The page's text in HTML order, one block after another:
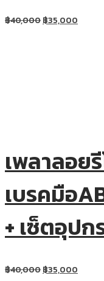
฿40,000฿35,000
เพลาลอย
เบรคมือ
+ เซ็ตอุป
฿40,000฿35,000